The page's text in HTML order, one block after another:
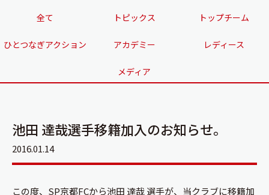
全て トピックス トップチーム
ひとつなぎアクション アカデミー レディース
メディア
池田 達哉選手移籍加入のお知らせ。
2016.01.14
この度、SP京都FCから池田 達哉 選手が、当クラブに移籍加